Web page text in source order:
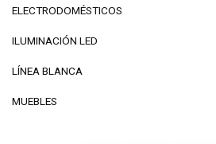
ELECTRODOMÉSTICOS
ILUMINACIÓN LED
LÍNEA BLANCA
MUEBLES